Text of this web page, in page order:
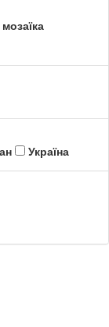
мозаїка
Україна